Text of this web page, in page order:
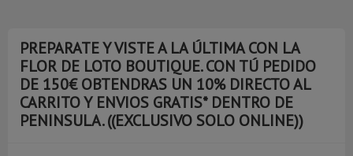
PREPARATE Y VISTE A LA ÚLTIMA CON LA
FLOR DE LOTO BOUTIQUE. CON TÚ PEDIDO
DE 150€ OBTENDRAS UN 10% DIRECTO AL
CARRITO Y ENVIOS GRATIS* DENTRO DE
PENINSULA. ((EXCLUSIVO SOLO ONLINE))